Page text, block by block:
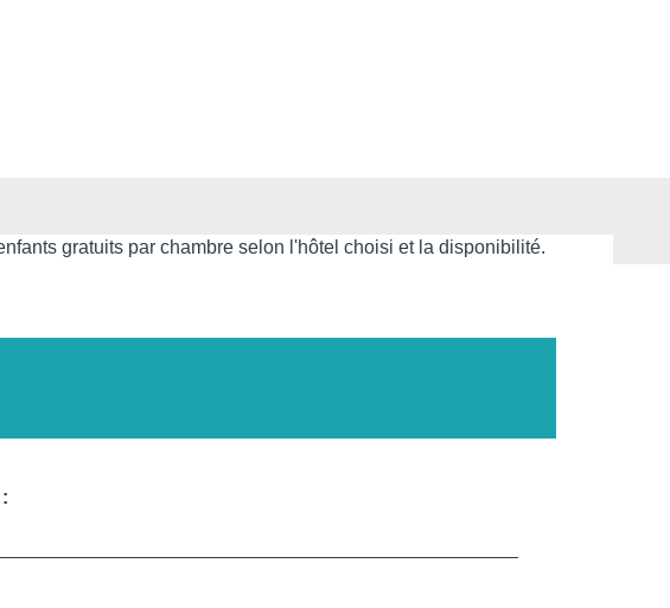
gratuits par chambre selon l'hôtel choisi et la disponibilité.
: